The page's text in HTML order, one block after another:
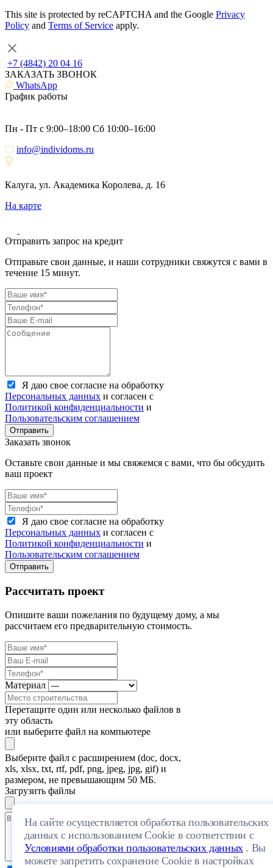
This site is protected by reCAPTCHA and the Google Privacy
Policy and Terms of Service apply.
+7 (4842) 20 04 16
ЗАКАЗАТЬ ЗВОНОК
WhatsApp
График работы
Пн - Пт с 9:00–18:00 Сб 10:00–16:00
info@individoms.ru
Калуга, ул. Академика Королева, д. 16
На карте
Отправить запрос на кредит
Отправьте свои данные, и наши сотрудники свяжутся с вами в
течение 15 минут.
Я даю свое согласие на обработку
Персональных данных и согласен с
Политикой конфиденциальности и
Пользовательским соглашением
Отправить
Заказать звонок
Оставьте свои данные и мы свяжемся с вами, что бы обсудить
ваш проект
Я даю свое согласие на обработку
Персональных данных и согласен с
Политикой конфиденциальности и
Пользовательским соглашением
Отправить
Рассчитать проект
Опишите ваши пожелания по будущему дому, а мы
рассчитаем его предварительную стоимость.
Материал
Перетащите один или несколько файлов в
эту область
или выберите файл на компьютере
Выберите файл с расширением (doc, docx,
xls, xlsx, txt, rtf, pdf, png, jpeg, jpg, gif) и
размером, не превышающим 50 МБ.
Загрузить файлы
На сайте осуществляется обработка пользовательских
данных с использованием Cookie в соответствии с
Условиями обработки пользовательских данных. Вы
можете запретить сохранение Cookie в настройках